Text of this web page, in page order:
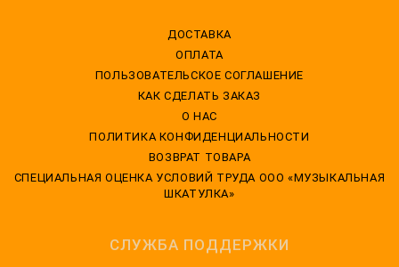
ДОСТАВКА
ОПЛАТА
ПОЛЬЗОВАТЕЛЬСКОЕ СОГЛАШЕНИЕ
КАК СДЕЛАТЬ ЗАКАЗ
О НАС
ПОЛИТИКА КОНФИДЕНЦИАЛЬНОСТИ
ВОЗВРАТ ТОВАРА
CПЕЦИАЛЬНАЯ ОЦЕНКА УСЛОВИЙ ТРУДА ООО «МУЗЫКАЛЬНАЯ
ШКАТУЛКА»
СЛУЖБА ПОДДЕРЖКИ